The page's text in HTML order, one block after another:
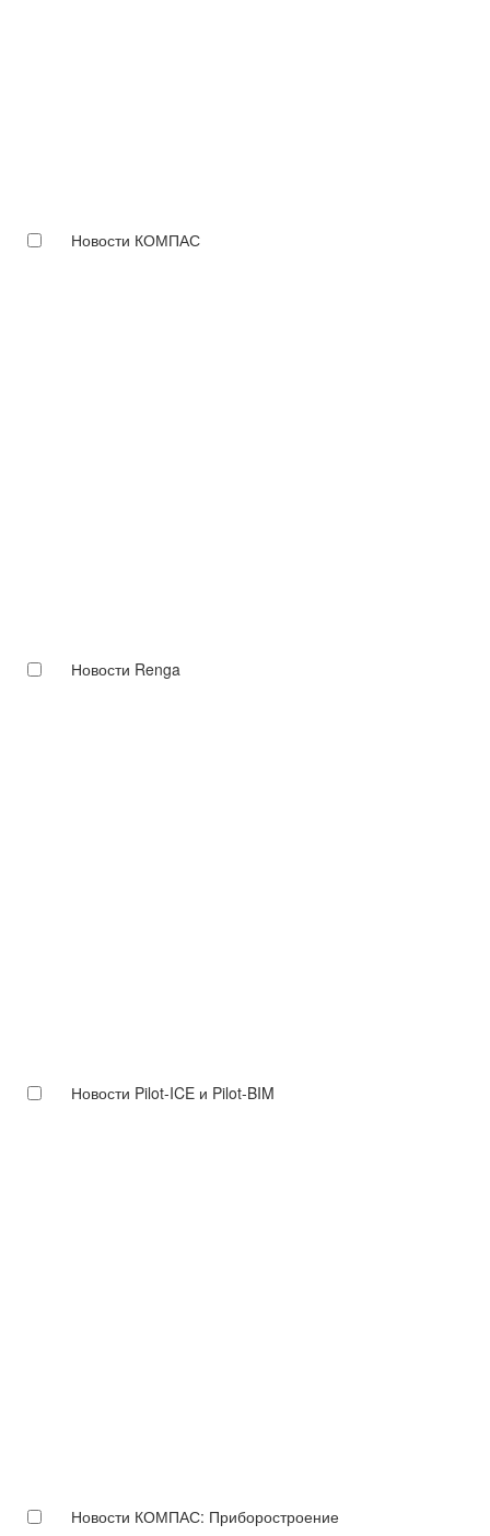
Новости КОМПАС
Новости Renga
Новости Pilot-ICE и Pilot-BIM
Новости КОМПАС: Приборостроение